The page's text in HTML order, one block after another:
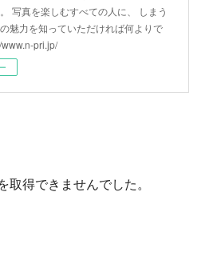
写真を楽しむすべての人に、 しまう
魅力を知っていただければ何よりで
pri.jp/
取得できませんでした。